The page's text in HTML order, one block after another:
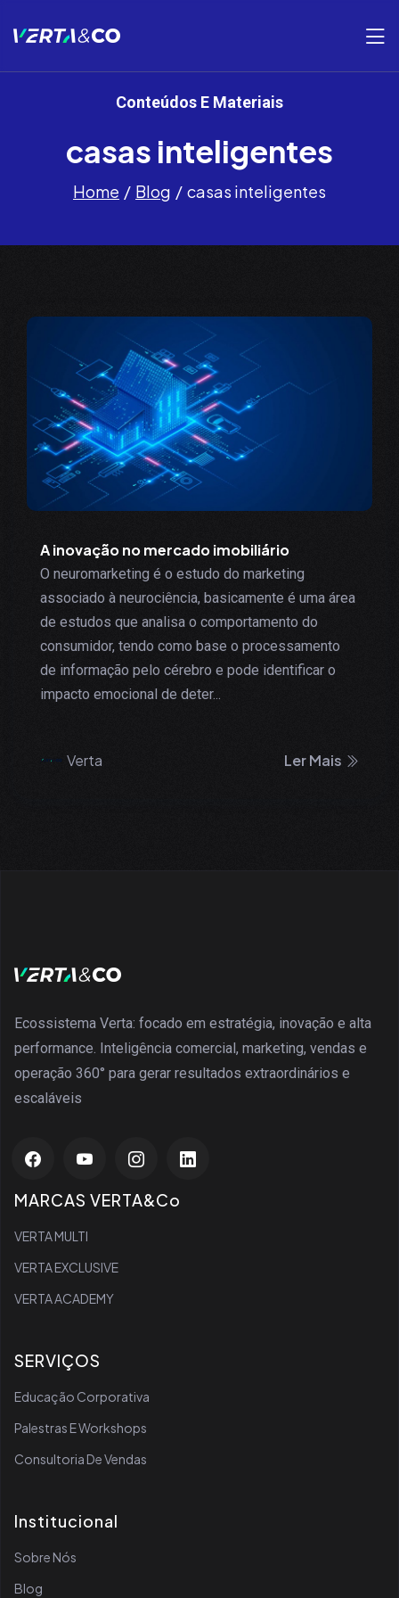
Conteúdos E Materiais
casas inteligentes
Home Blog casas inteligentes
A inovação no mercado imobiliário
O neuromarketing é o estudo do marketing
associado à neurociência, basicamente é uma área
de estudos que analisa o comportamento do
consumidor, tendo como base o processamento
de informação pelo cérebro e pode identificar o
impacto emocional de deter...
Verta Ler Mais
Ecossistema Verta: focado em estratégia, inovação e alta
performance. Inteligência comercial, marketing, vendas e
operação 360° para gerar resultados extraordinários e
escaláveis
MARCAS VERTA&Co
VERTA MULTI
VERTA EXCLUSIVE
VERTA ACADEMY
SERVIÇOS
Educação Corporativa
Palestras E Workshops
Consultoria De Vendas
Institucional
Sobre Nós
Blog